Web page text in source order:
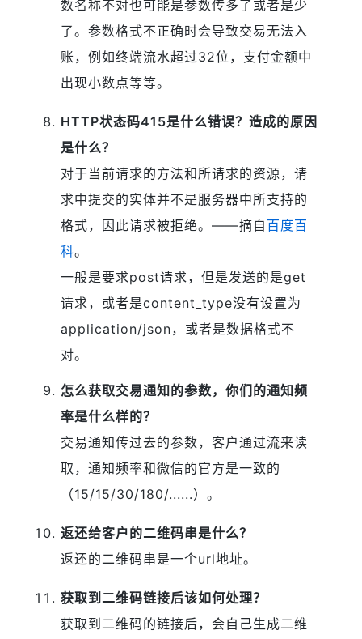
数名称不对也可能是参数传多了或者是少
了。参数格式不正确时会导致交易无法入
账，例如终端流水超过32位，支付金额中
出现小数点等等。
HTTP状态码415是什么错误？造成的原因
是什么？
对于当前请求的方法和所请求的资源，请
求中提交的实体并不是服务器中所支持的
格式，因此请求被拒绝。——摘自 百度百
科。
一般是要求post请求，但是发送的是get
请求，或者是content_type没有设置为
application/json，或者是数据格式不
对。
怎么获取交易通知的参数，你们的通知频
率是什么样的？
交易通知传过去的参数，客户通过流来读
取，通知频率和微信的官方是一致的
（15/15/30/180/......）。
返还给客户的二维码串是什么？
返还的二维码串是一个url地址。
获取到二维码链接后该如何处理？
获取到二维码的链接后，会自己生成二维